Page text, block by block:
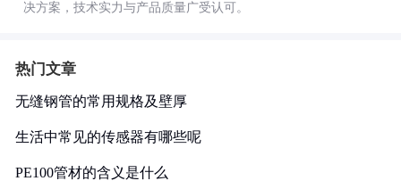
决方案，技术实力与产品质量广受认可。
热门文章
无缝钢管的常用规格及壁厚
生活中常见的传感器有哪些呢
PE100管材的含义是什么